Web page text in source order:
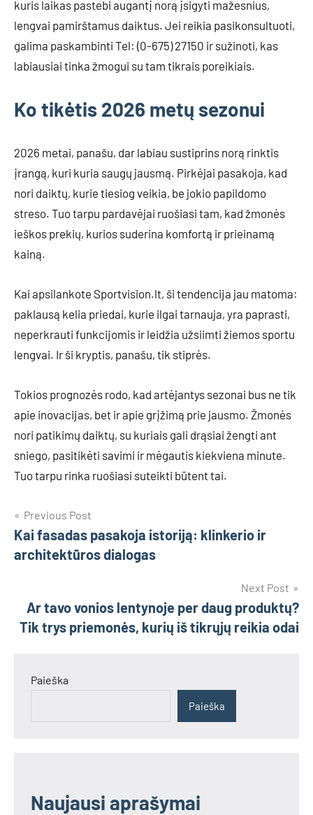
kuris laikas pastebi augantį norą įsigyti mažesnius,
lengvai pamirštamus daiktus. Jei reikia pasikonsultuoti,
galima paskambinti Tel: (0-675) 27150 ir sužinoti, kas
labiausiai tinka žmogui su tam tikrais poreikiais.
Ko tikėtis 2026 metų sezonui
2026 metai, panašu, dar labiau sustiprins norą rinktis
įrangą, kuri kuria saugų jausmą. Pirkėjai pasakoja, kad
nori daiktų, kurie tiesiog veikia, be jokio papildomo
streso. Tuo tarpu pardavėjai ruošiasi tam, kad žmonės
ieškos prekių, kurios suderina komfortą ir prieinamą
kainą.
Kai apsilankote Sportvision.lt, ši tendencija jau matoma:
paklausą kelia priedai, kurie ilgai tarnauja, yra paprasti,
neperkrauti funkcijomis ir leidžia užsiimti žiemos sportu
lengvai. Ir ši kryptis, panašu, tik stiprės.
Tokios prognozės rodo, kad artėjantys sezonai bus ne tik
apie inovacijas, bet ir apie grįžimą prie jausmo. Žmonės
nori patikimų daiktų, su kuriais gali drąsiai žengti ant
sniego, pasitikėti savimi ir mėgautis kiekviena minute.
Tuo tarpu rinka ruošiasi suteikti būtent tai.
Navigacija
tarp
Previous Post
Kai fasadas pasakoja istoriją: klinkerio ir
architektūros dialogas
Next Post
Ar tavo vonios lentynoje per daug produktų?
Tik trys priemonės, kurių iš tikrųjų reikia odai
Paieška
Paieška
Naujausi aprašymai